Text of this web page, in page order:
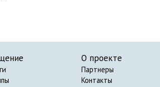
О проекте
Партнеры
Контакты